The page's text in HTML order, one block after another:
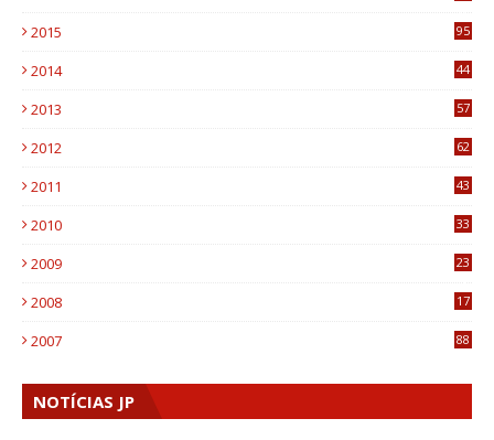
2015
95
2014
44
2013
57
2012
62
2011
43
2010
33
2009
23
2008
17
2007 88
NOTÍCIAS JP